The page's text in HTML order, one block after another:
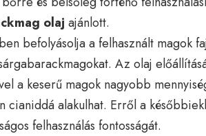
olaj ajánlott.
befolyásolja a felhasznált magok
Az olaj
a keserű magok nagyobb
alakulhat. Erről a
felhasználás fontosságát.